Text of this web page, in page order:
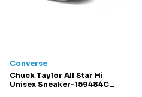
Converse
Chuck Taylor All Star Hi
Unisex Sneaker-159484C